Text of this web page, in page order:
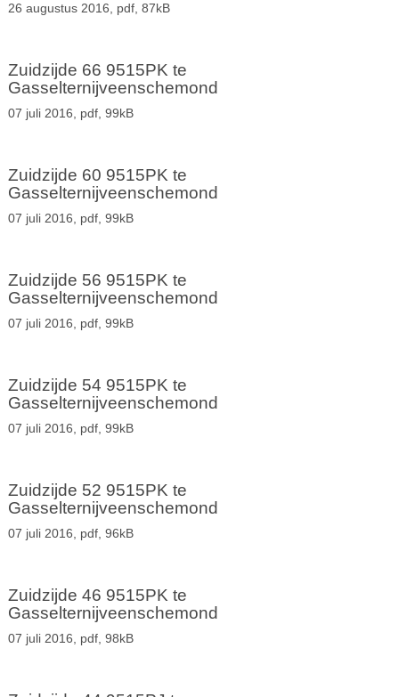
26 augustus 2016, pdf, 87kB
Zuidzijde 66 9515PK te
Gasselternijveenschemond
07 juli 2016, pdf, 99kB
Zuidzijde 60 9515PK te
Gasselternijveenschemond
07 juli 2016, pdf, 99kB
Zuidzijde 56 9515PK te
Gasselternijveenschemond
07 juli 2016, pdf, 99kB
Zuidzijde 54 9515PK te
Gasselternijveenschemond
07 juli 2016, pdf, 99kB
Zuidzijde 52 9515PK te
Gasselternijveenschemond
07 juli 2016, pdf, 96kB
Zuidzijde 46 9515PK te
Gasselternijveenschemond
07 juli 2016, pdf, 98kB